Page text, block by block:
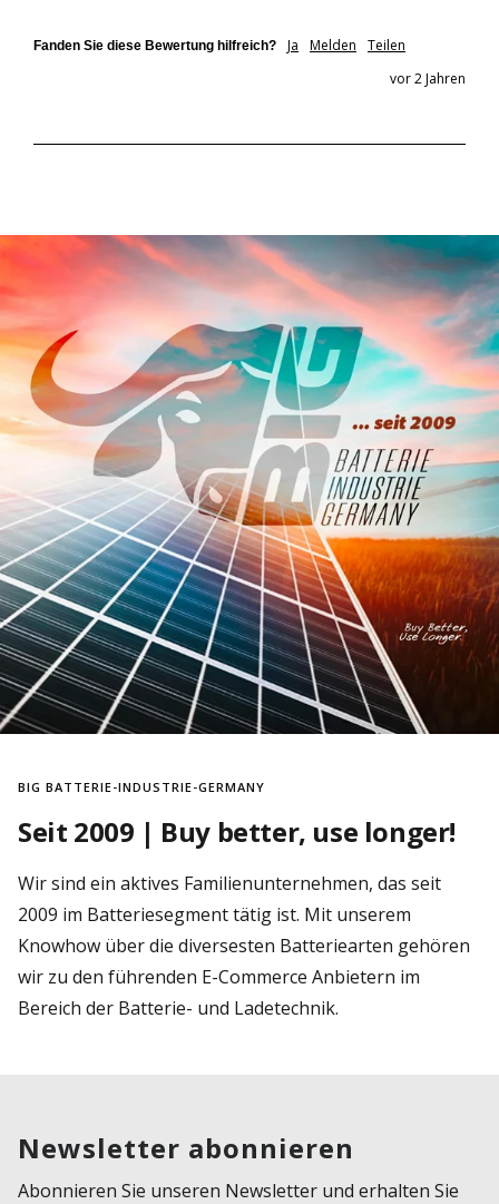
Fanden Sie diese Bewertung hilfreich? Ja Melden
Teilen
vor 2 Jahren
BIG BATTERIE-INDUSTRIE-GERMANY
Seit 2009 | Buy better, use longer!
Wir sind ein aktives Familienunternehmen, das seit
2009 im Batteriesegment tätig ist. Mit unserem
Knowhow über die diversesten Batteriearten gehören
wir zu den führenden E-Commerce Anbietern im
Bereich der Batterie- und Ladetechnik.
Newsletter abonnieren
Abonnieren Sie unseren Newsletter und erhalten Sie